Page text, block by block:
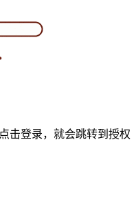
击登录，就会跳转到授权